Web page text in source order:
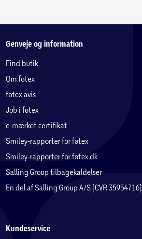
Genveje og information
Find butik
Om føtex
føtex avis
Job i føtex
e-mærket certifikat
Smiley-rapporter for føtex
Smiley-rapporter for føtex.dk
Salling Group tilbagekaldelser
En del af Salling Group A/S (CVR 35954716)
Kundeservice